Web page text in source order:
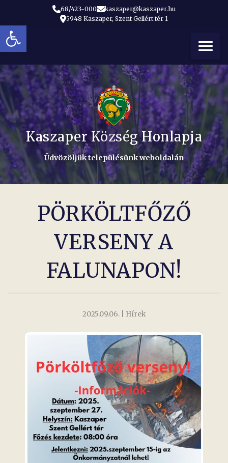
Eszköztár megnyitása
68/423-000
kaszaper@kaszaper.hu
5948 Kaszaper, Szent Gellért tér 1
Kaszaper Község Honlapja
Üdvözöljük településünk weboldalán
PÖRKÖLTFŐZŐ
VERSENY A
FALUNAPON!
2025.09.06. | Hírek